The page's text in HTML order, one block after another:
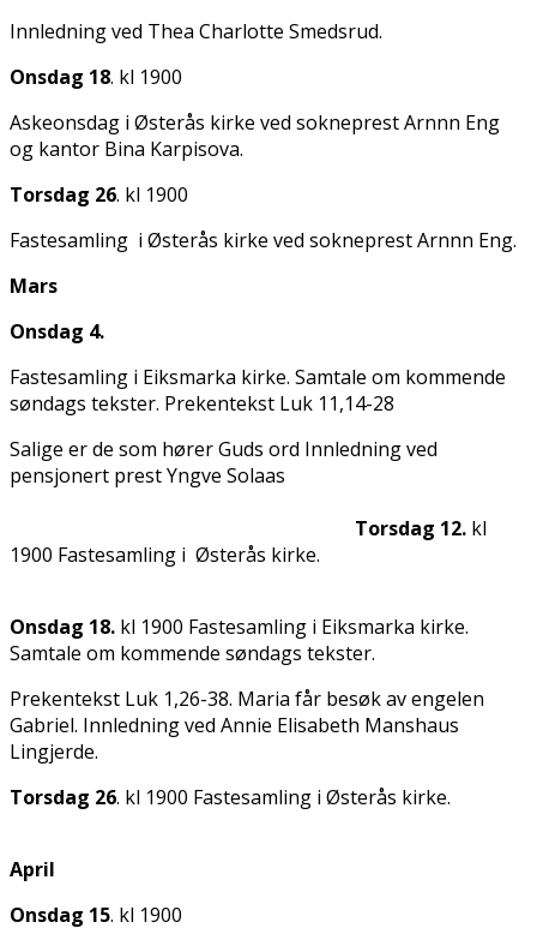
Innledning ved Thea Charlotte Smedsrud.
Onsdag 18. kl 1900
Askeonsdag i Østerås kirke ved sokneprest Arnfinn Eng
og kantor Bina Karpisova.
Torsdag 26. kl 1900
Fastesamling i Østerås kirke ved sokneprest Arnfinn Eng.
Mars
Onsdag 4.
Fastesamling i Eiksmarka kirke. Samtale om kommende
søndags tekster. Prekentekst Luk 11,14-28
Salige er de som hører Guds ord Innledning ved
pensjonert prest Yngve Solaas
Torsdag 12. kl
1900 Fastesamling i Østerås kirke.
Onsdag 18. kl 1900 Fastesamling i Eiksmarka kirke.
Samtale om kommende søndags tekster.
Prekentekst Luk 1,26-38. Maria får besøk av engelen
Gabriel. Innledning ved Annie Elisabeth Manshaus
Lingjerde.
Torsdag 26. kl 1900 Fastesamling i Østerås kirke.
Onsdag 15. kl 1900